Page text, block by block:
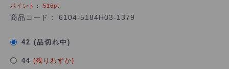
ポイント： 516pt
商品コード： 6104-5184H03-1379
42 (品切れ中)
44 (残りわずか)